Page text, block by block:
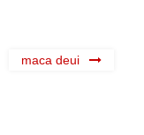
maca deui